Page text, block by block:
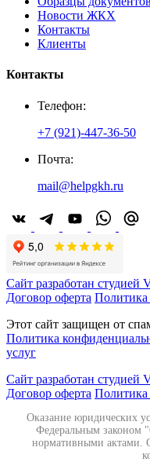
Новости ЖКХ
Контакты
Клиенты
Контакты
Телефон:
+7 (921)-447-36-50
Почта:
mail@helpgkh.ru
Сайт разработан студией
Договор оферта Политика
Этот сайт защищен от
Политика
услуг
Сайт разработан студией
Договор оферта Политика
Оказание юридических
Федеральным
нормативными актами.